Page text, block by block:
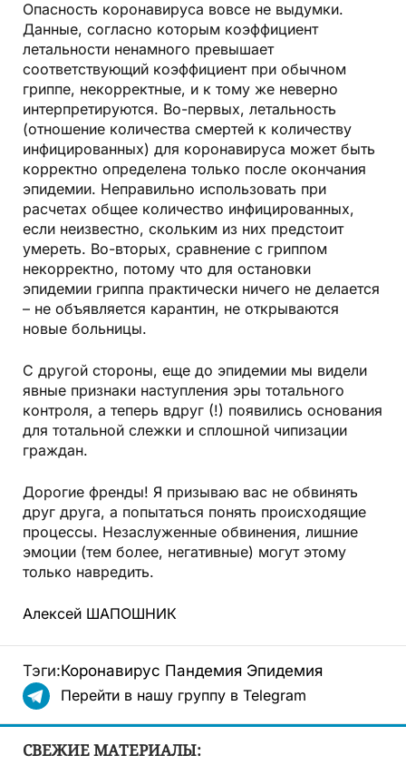
Опасность коронавируса вовсе не выдумки.
Данные, согласно которым коэффициент
летальности ненамного превышает
соответствующий коэффициент при обычном
гриппе, некорректные, и к тому же неверно
интерпретируются. Во-первых, летальность
(отношение количества смертей к количеству
инфицированных) для коронавируса может быть
корректно определена только после окончания
эпидемии. Неправильно использовать при
расчетах общее количество инфицированных,
если неизвестно, скольким из них предстоит
умереть. Во-вторых, сравнение с гриппом
некорректно, потому что для остановки
эпидемии гриппа практически ничего не делается
– не объявляется карантин, не открываются
новые больницы.
С другой стороны, еще до эпидемии мы видели
явные признаки наступления эры тотального
контроля, а теперь вдруг (!) появились основания
для тотальной слежки и сплошной чипизации
граждан.
Дорогие френды! Я призываю вас не обвинять
друг друга, а попытаться понять происходящие
процессы. Незаслуженные обвинения, лишние
эмоции (тем более, негативные) могут этому
только навредить.
Алексей ШАПОШНИК
Тэги:Коронавирус Пандемия Эпидемия
Перейти в нашу группу в Telegram
СВЕЖИЕ МАТЕРИАЛЫ: